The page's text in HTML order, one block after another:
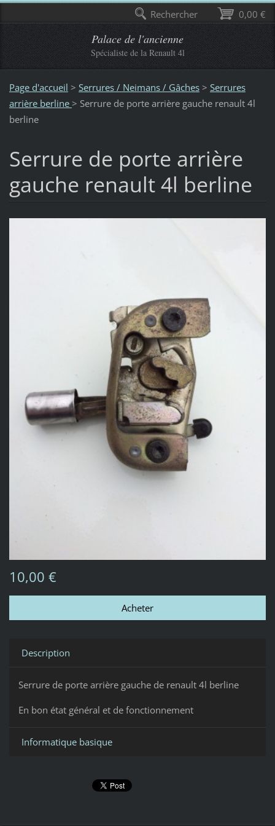
Palace de l'ancienne
Spécialiste de la Renault 4l
Page d'accueil > Serrures / Neimans / Gâches > Serrures
arrière berline > Serrure de porte arrière gauche renault 4l
berline
Serrure de porte arrière
gauche renault 4l berline
10,00 €
Description
Serrure de porte arrière gauche de renault 4l berline
En bon état général et de fonctionnement
Informatique basique
0,00 €
Rechercher